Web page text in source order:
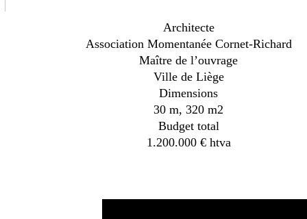
Architecte
Association Momentanée Cornet-Richard
Maître de l’ouvrage
Ville de Liège
Dimensions
30 m, 320 m2
Budget total
1.200.000 € htva